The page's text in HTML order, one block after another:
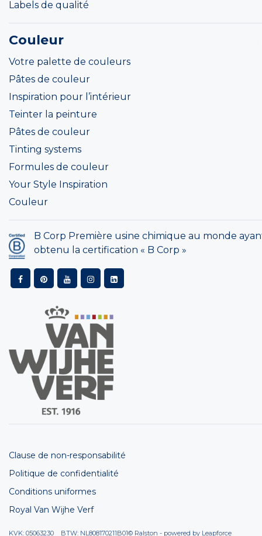
Labels de qualité
Couleur
Votre palette de couleurs
Pâtes de couleur
Inspiration pour l’intérieur
Teinter la peinture
Pâtes de couleur
Tinting systems
Formules de couleur
Your Style Inspiration
Couleur
B Corp Première usine chimique au monde
obtenu la certification « B Corp »
Clause de non-responsabilité
Politique de confidentialité
Conditions uniformes
Royal Van Wijhe Verf
KVK: 05063230 BTW: NL808170211B01© Ralston - powered by Leapforce